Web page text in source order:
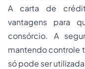
A carta de
vantagens para
consórcio. A
mantendo controle
só pode ser